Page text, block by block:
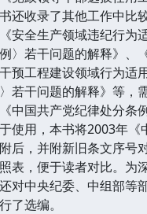
还收录了其他工作中比
安全生产领域违纪行为
〉若干问题的解释》、
预工程建设领域行为适
若干问题的解释》等，
中国共产党纪律处分条
使用，本书将2003年《
后，并附新旧条文序号
表，便于读者对比。为
对中央纪委、中组部等
了选编。